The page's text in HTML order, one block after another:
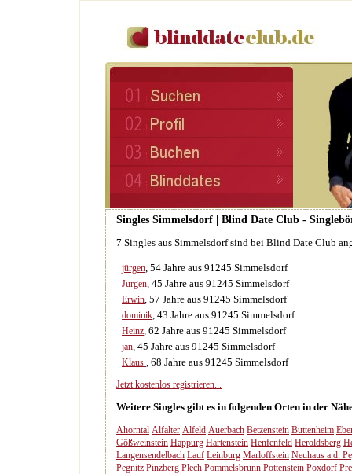
Singles Simmelsdorf | Blind Date Club -
7 Singles aus Simmelsdorf sind bei Blind Date Club
jürgen, 54 Jahre aus 91245 Simmelsdorf
Jürgen, 45 Jahre aus 91245 Simmelsdorf
Erwin, 57 Jahre aus 91245 Simmelsdorf
dominik, 43 Jahre aus 91245 Simmelsdorf
Heinz, 62 Jahre aus 91245 Simmelsdorf
jan, 45 Jahre aus 91245 Simmelsdorf
Klaus , 68 Jahre aus 91245 Simmelsdorf
Jetzt kostenlos registrieren...
Weitere Singles gibt es in folgenden Orten in der
Ahorntal Alfalter Alfeld Auerbach Betzenstein Buttenheim
Gößweinstein Happurg Hartenstein Henfenfeld Heroldsberg
Langensendelbach Lauf Leinburg Marloffstein Neuhaus a.d.
Pegnitz Pinzberg Plech Pommelsbrunn Pottenstein Poxdorf